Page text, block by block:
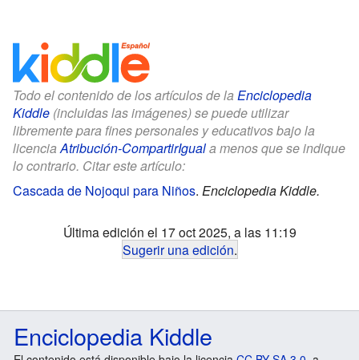
Todo el contenido de los artículos de la Enciclopedia
Kiddle (incluidas las imágenes) se puede utilizar
libremente para fines personales y educativos bajo la
licenciaAtribución-CompartirIguala menos que se indique
lo contrario. Citar este artículo:
Cascada de Nojoqui para Niños. Enciclopedia Kiddle.
Última edición el 17 oct 2025, a las 11:19
Sugerir una edición.
Enciclopedia Kiddle